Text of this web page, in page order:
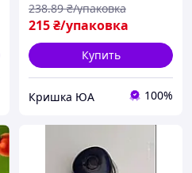
215₴/упаковка
238.89 ₴/упаковка
Купить
Кришка ЮА 100%